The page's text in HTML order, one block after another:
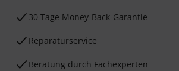
30 Tage Money-Back-Garantie
Reparaturservice
Beratung durch Fachexperten